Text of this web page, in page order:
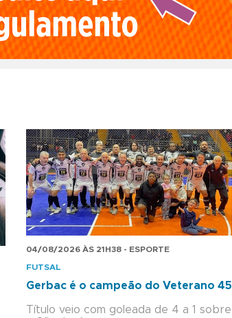
04/08/2026 ÀS 21H38 - ESPORTE
FUTSAL
Gerbac é o campeão do Veterano 45
Título veio com goleada de 4 a 1 sobre